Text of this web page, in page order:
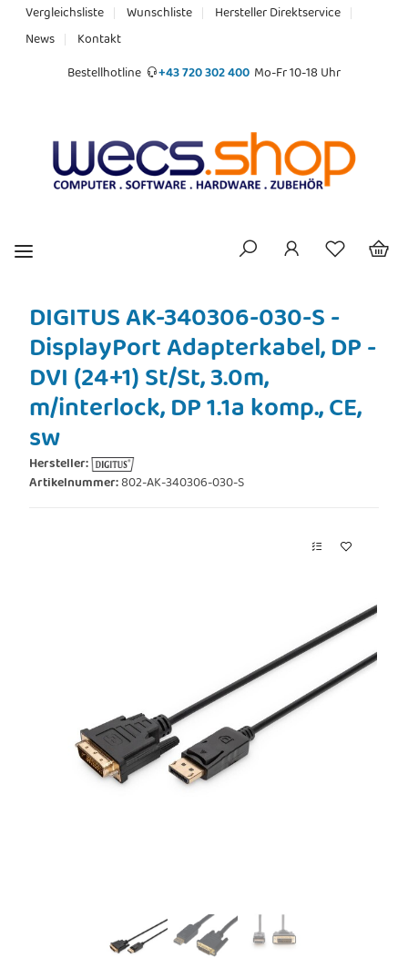
Vergleichsliste Wunschliste
Hersteller Direktservice
News
Kontakt
Bestellhotline
+43 720 302 400 Mo-Fr 10-18 Uhr
DIGITUS AK-340306-030-S -
DisplayPort Adapterkabel, DP -
DVI (24+1) St/St, 3.0m,
m/interlock, DP 1.1a komp., CE,
sw
Hersteller:
Artikelnummer:802-AK-340306-030-S